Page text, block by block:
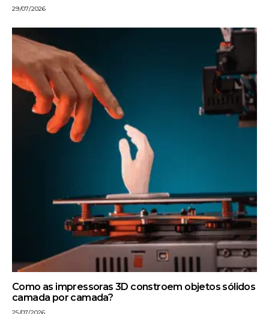
29/07/2026
Como as impressoras 3D constroem objetos sólidos
camada por camada?
25/07/2026